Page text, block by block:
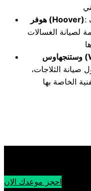
هوفر(Hoover)
لصيانة الغسالات
وستنجهاوس
الثلاجات،
احجز موعدك الان